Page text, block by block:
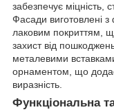
забезпечує міцність,
Фасади виготовлені
лаковим покриттям,
захист від
металевими
орнаментом, що додає
виразність.
Функціональна